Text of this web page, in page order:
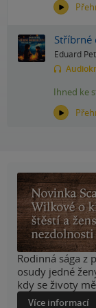
Stříbrné
Eduard
Ihned ke
Rodinná sága z
osudy jedné
kdy se životy
Více informací